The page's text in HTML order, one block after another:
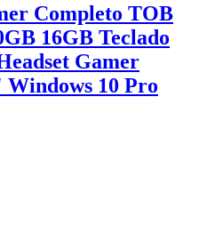
Completo TOB
16GB Teclado
Gamer
10 Pro